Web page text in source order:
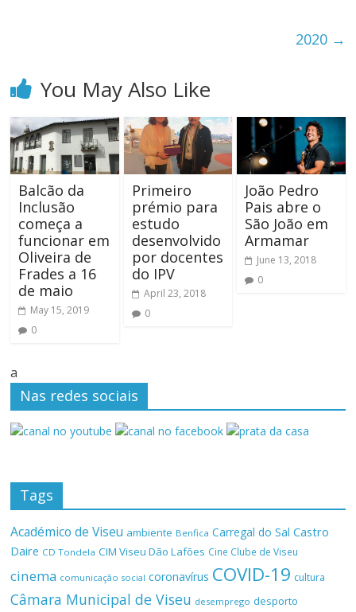
2020 →
You May Also Like
Balcão da
Inclusão
começa a
funcionar em
Oliveira de
Frades a 16
de maio
May 15, 2019
0
Primeiro
prémio para
estudo
desenvolvido
por docentes
do IPV
April 23, 2018
0
João Pedro
Pais abre o
São João em
Armamar
June 13, 2018
0
a
Nas redes sociais
Tags
Académico de Viseu ambiente Benfica Carregal do Sal Castro
Daire CD Tondela CIM Viseu Dão Lafões Cine Clube de Viseu
cinema comunicação social coronavírus COVID-19 cultura
Câmara Municipal de Viseu desemprego desporto